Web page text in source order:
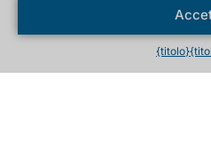
{titolo}
protezione balistica,
La struttura unica della
una protezione